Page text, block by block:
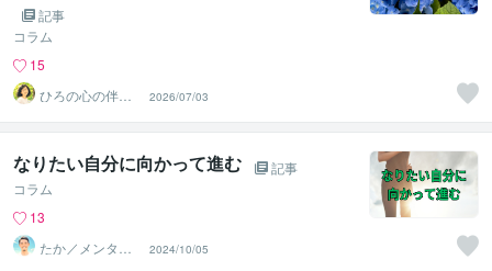
記事
コラム
15
ひろの心の伴走
ルーム｜安心し
て話せる場所
2026/07/03
なりたい自分に向かって進む
記事
コラム
13
たか／メンタル
パートナー
2024/10/05